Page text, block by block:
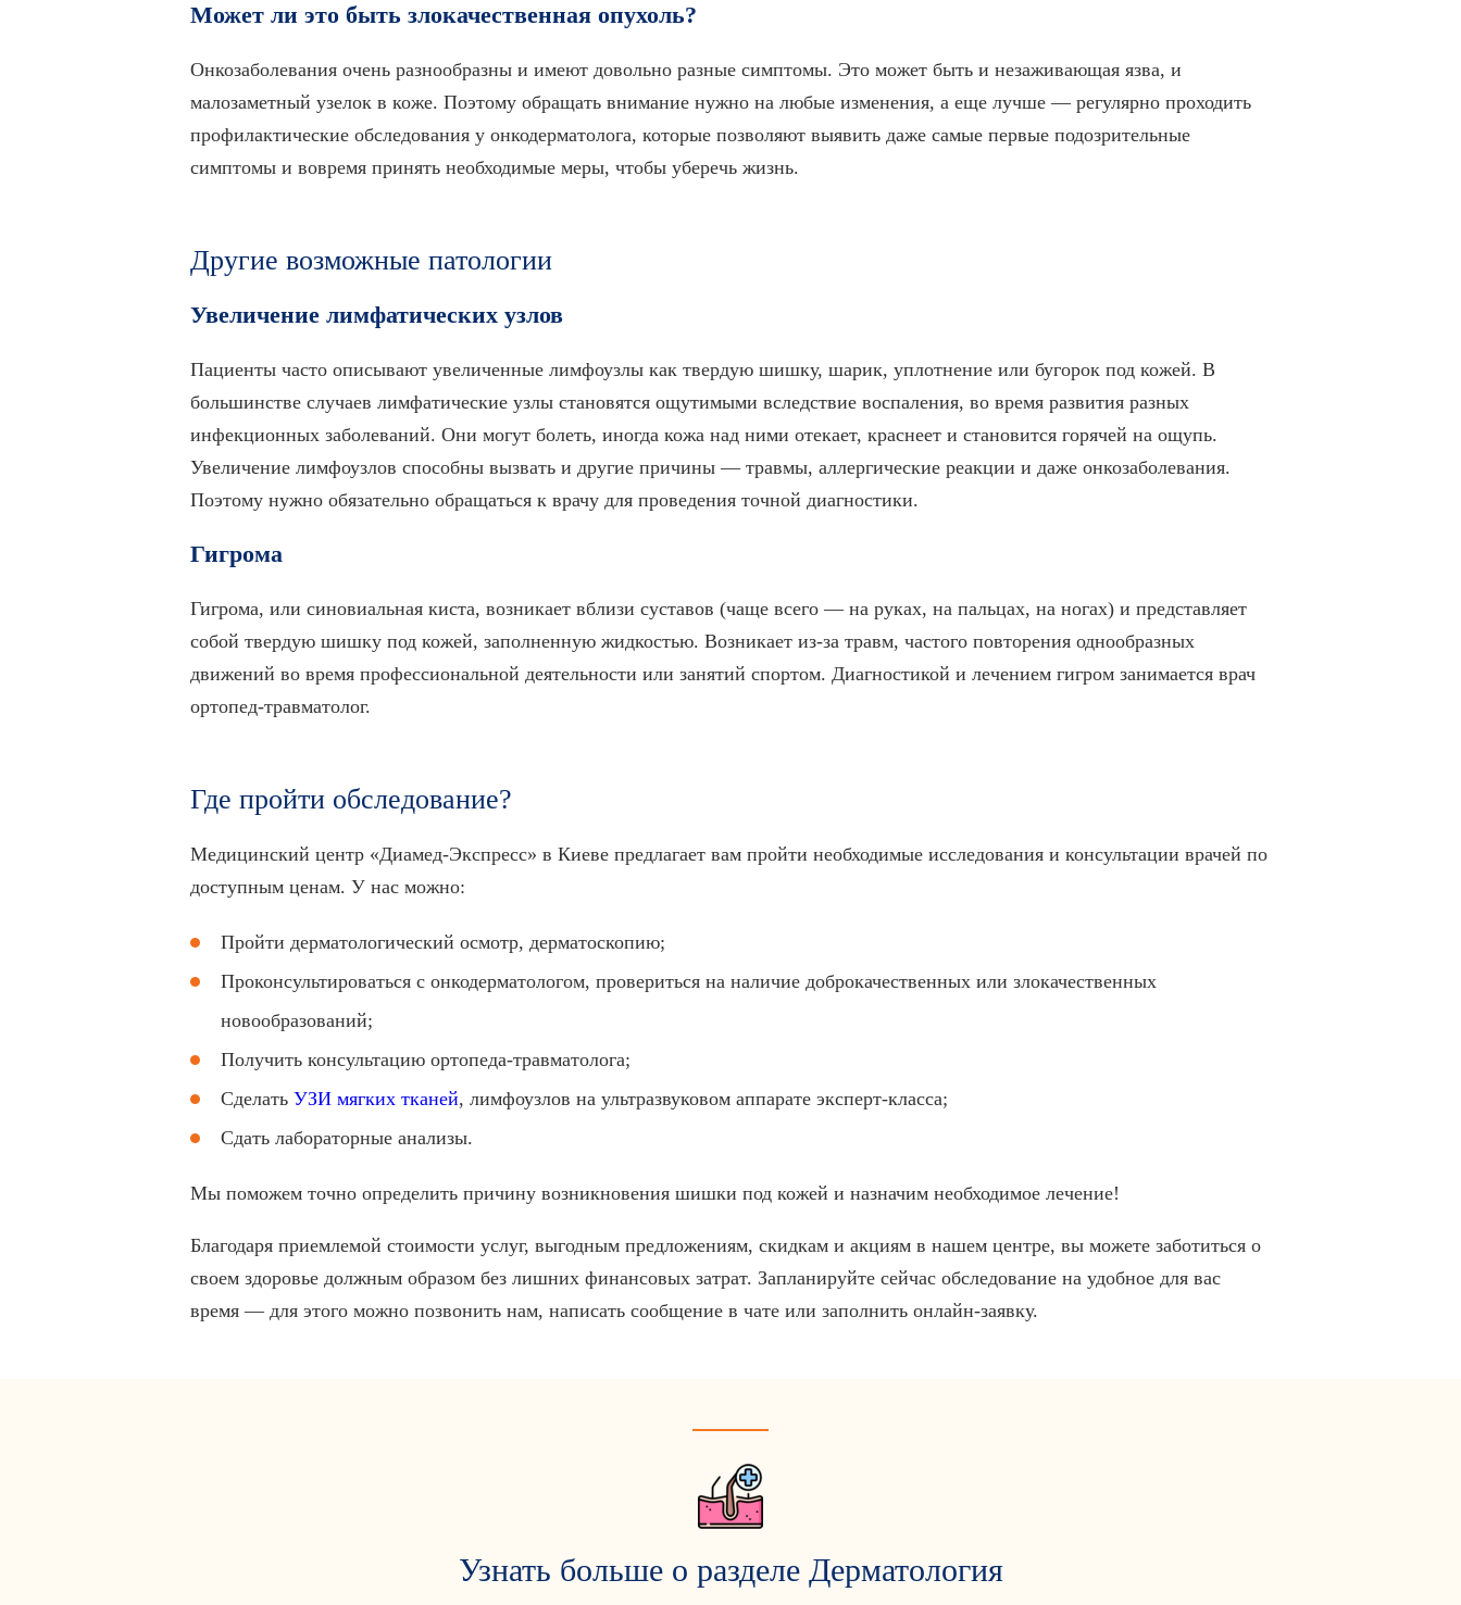
Может ли это быть злокачественная опухоль?
Онкозаболевания очень разнообразны и имеют довольно разные симптомы. Это может быть и незаживающая язва, и
малозаметный узелок в коже. Поэтому обращать внимание нужно на любые изменения, а еще лучше — регулярно проходить
профилактические обследования у онкодерматолога, которые позволяют выявить даже самые первые подозрительные
симптомы и вовремя принять необходимые меры, чтобы уберечь жизнь.
Другие возможные патологии
Увеличение лимфатических узлов
Пациенты часто описывают увеличенные лимфоузлы как твердую шишку, шарик, уплотнение или бугорок под кожей. В
большинстве случаев лимфатические узлы становятся ощутимыми вследствие воспаления, во время развития разных
инфекционных заболеваний. Они могут болеть, иногда кожа над ними отекает, краснеет и становится горячей на ощупь.
Увеличение лимфоузлов способны вызвать и другие причины — травмы, аллергические реакции и даже онкозаболевания.
Поэтому нужно обязательно обращаться к врачу для проведения точной диагностики.
Гигрома
Гигрома, или синовиальная киста, возникает вблизи суставов (чаще всего — на руках, на пальцах, на ногах) и представляет
собой твердую шишку под кожей, заполненную жидкостью. Возникает из-за травм, частого повторения однообразных
движений во время профессиональной деятельности или занятий спортом. Диагностикой и лечением гигром занимается врач
ортопед-травматолог.
Где пройти обследование?
Медицинский центр «Диамед-Экспресс» в Киеве предлагает вам пройти необходимые исследования и консультации врачей по
доступным ценам. У нас можно:
Пройти дерматологический осмотр, дерматоскопию;
Проконсультироваться с онкодерматологом, провериться на наличие доброкачественных или злокачественных
новообразований;
Получить консультацию ортопеда-травматолога;
Сделать УЗИ мягких тканей, лимфоузлов на ультразвуковом аппарате эксперт-класса;
Сдать лабораторные анализы.
Мы поможем точно определить причину возникновения шишки под кожей и назначим необходимое лечение!
Благодаря приемлемой стоимости услуг, выгодным предложениям, скидкам и акциям в нашем центре, вы можете заботиться о
своем здоровье должным образом без лишних финансовых затрат. Запланируйте сейчас обследование на удобное для вас
время — для этого можно позвонить нам, написать сообщение в чате или заполнить онлайн-заявку.
Узнать больше о разделе Дерматология